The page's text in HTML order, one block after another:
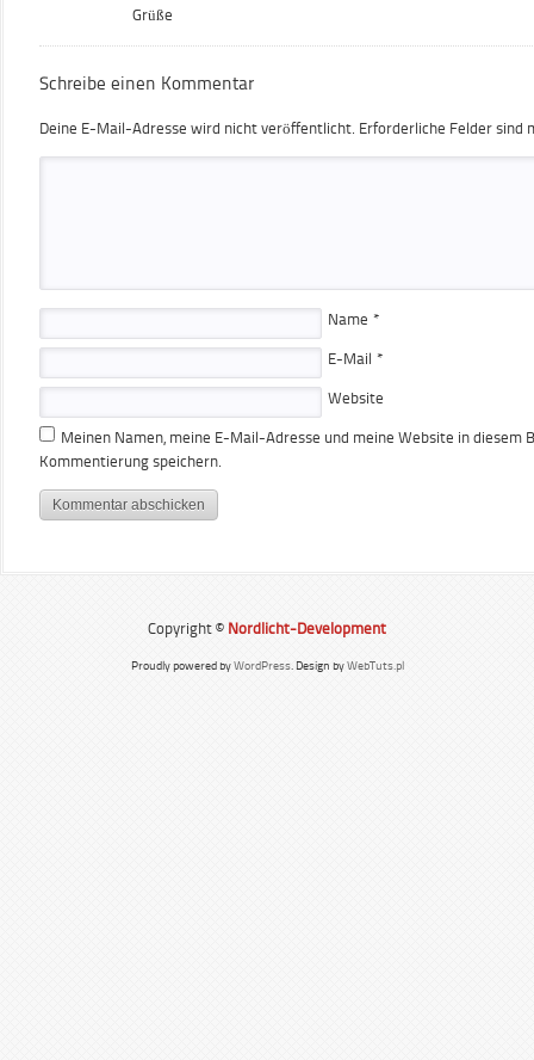
Grüße
Schreibe einen Kommentar
Deine E-Mail-Adresse wird nicht veröffentlicht. Erforderliche Felder sind
Name *
E-Mail *
Website
Meinen Namen, meine E-Mail-Adresse und meine Website in diesem
Kommentierung speichern.
Copyright © Nordlicht-Development
Proudly powered byWordPress. Design byWebTuts.pl